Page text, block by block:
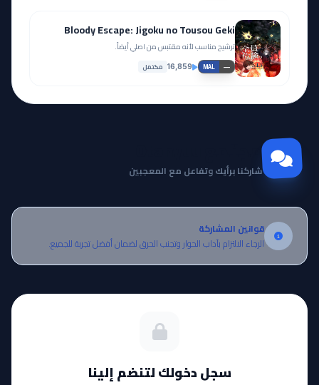
Bloody Escape: Jigoku no Tousou Geki
ترشيح مناسب لأنه مقتبس من اصلي أيضاً.
MAL —
16,859 مكتمل
مجتمع Otanyuu
شاركنا برأيك وتفاعل مع المعجبين
قوانين المشاركة
الرجاء الالتزام بآداب الحوار وتجنب الحرق لضمان أفضل تجربة للجميع.
سجل دخولك لتنضم إلينا